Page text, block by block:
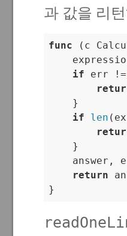
과 값을 리
func (c
if err !=
    }
if
len
    }
answer,
return
}